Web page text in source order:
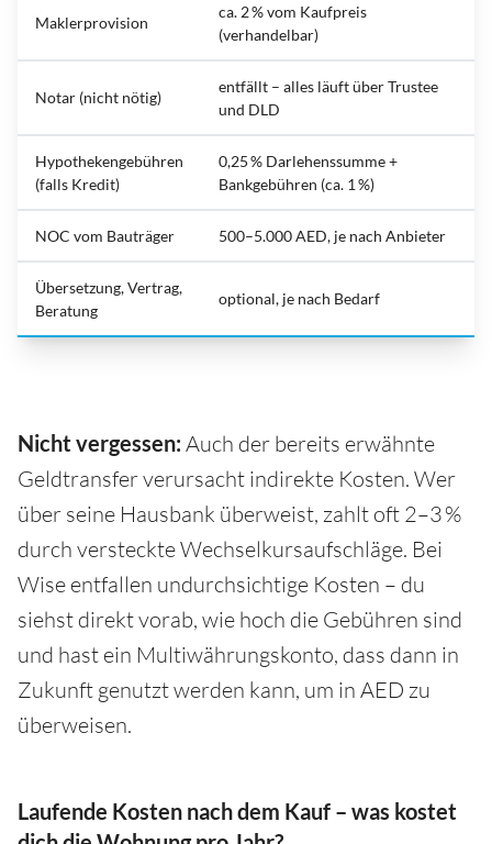
Maklerprovision
ca. 2 % vom Kaufpreis
(verhandelbar)
Notar (nicht nötig)
entfällt – alles läuft über Trustee
und DLD
Hypothekengebühren
(falls Kredit)
0,25 % Darlehenssumme +
Bankgebühren (ca. 1 %)
NOC vom Bauträger 500–5.000 AED, je nach Anbieter
Übersetzung, Vertrag,
Beratung
optional, je nach Bedarf
Nicht vergessen: Auch der bereits erwähnte
Geldtransfer verursacht indirekte Kosten. Wer
über seine Hausbank überweist, zahlt oft 2–3 %
durch versteckte Wechselkursaufschläge. Bei
Wise entfallen undurchsichtige Kosten – du
siehst direkt vorab, wie hoch die Gebühren sind
und hast ein Multiwährungskonto, dass dann in
Zukunft genutzt werden kann, um in AED zu
überweisen.
Laufende Kosten nach dem Kauf – was kostet